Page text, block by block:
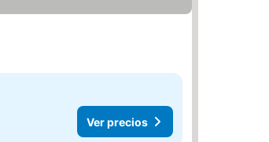
Ver precios